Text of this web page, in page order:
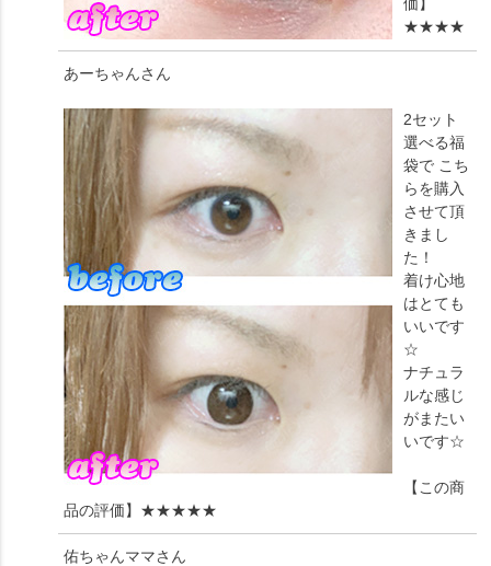
★★★★
あーちゃんさん
2セット
選べる福
袋で こち
らを購入
させて頂
きまし
た！
着け心地
はとても
いいです
☆
ナチュラ
ルな感じ
がまたい
いです☆
【この商
品の評価】 ★★★★★
佑ちゃんママさん